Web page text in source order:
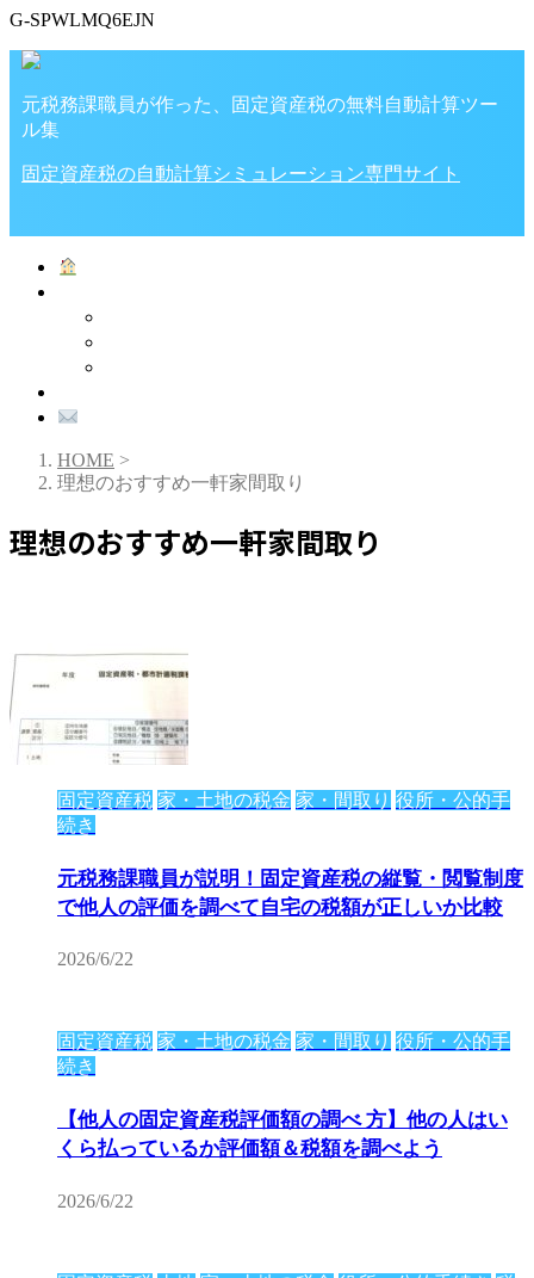
G-SPWLMQ6EJN
元税務課職員が作った、固定資産税の無料自動計算ツー
ル集
固定資産税の自動計算シミュレーション専門サイト
HOME >
理想のおすすめ一軒家間取り
理想のおすすめ一軒家間取り
固定資産税 家・土地の税金 家・間取り 役所・公的手
続き
元税務課職員が説明！固定資産税の縦覧・閲覧制度
で他人の評価を調べて自宅の税額が正しいか比較
2026/6/22
固定資産税 家・土地の税金 家・間取り 役所・公的手
続き
【他人の固定資産税評価額の調べ 方】他の人はい
くら払っているか評価額＆税額を調べよう
2026/6/22